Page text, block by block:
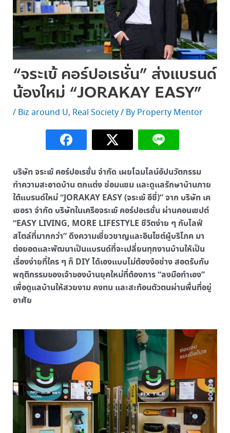
“จระเข้ คอร์ปอเรชั่น” ส่งแบรนด์
น้องใหม่ “JORAKAY EASY”
/ Biz around U, Real Society/ By Property Mentor
บริษัท จระเข้ คอร์ปอเรชั่น จำกัด เผยโฉมไลน์อัปนวัตกรรม
ทำความสะอาดบ้าน ตกแต่ง ซ่อมแซม และดูแลรักษาบ้านภาย
ใต้แบรนด์ใหม่ “JORAKAY EASY (จระเข้ อีซี่)” จาก บริษัท เค
เซอรา จำกัด บริษัทในเครือจระเข้ คอร์ปอเรชั่น ผ่านคอนเซปต์
“EASY LIVING, MORE LIFESTYLE ชีวิตง่าย ๆ กับไลฟ์
สไตล์ที่มากกว่า” ดึงความเชี่ยวชาญและอินไซต์ผู้บริโภค มา
ต่อยอดและพัฒนาเป็นแบรนด์ที่จะเปลี่ยนทุกงานบ้านให้เป็น
เรื่องง่ายที่ใคร ๆ ก็ DIY ได้เองแบบไม่ต้องง้อช่าง สอดรับกับ
พฤติกรรมของเจ้าของบ้านยุคใหม่ที่ต้องการ “ลงมือทำเอง”
เพื่อดูแลบ้านให้สวยงาม คงทน และสะท้อนตัวตนผ่านพื้นที่อยู่
อาศัย